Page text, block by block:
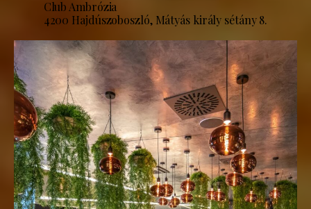
Club Ambrózia
4200 Hajdúszoboszló, Mátyás király sétány 8.